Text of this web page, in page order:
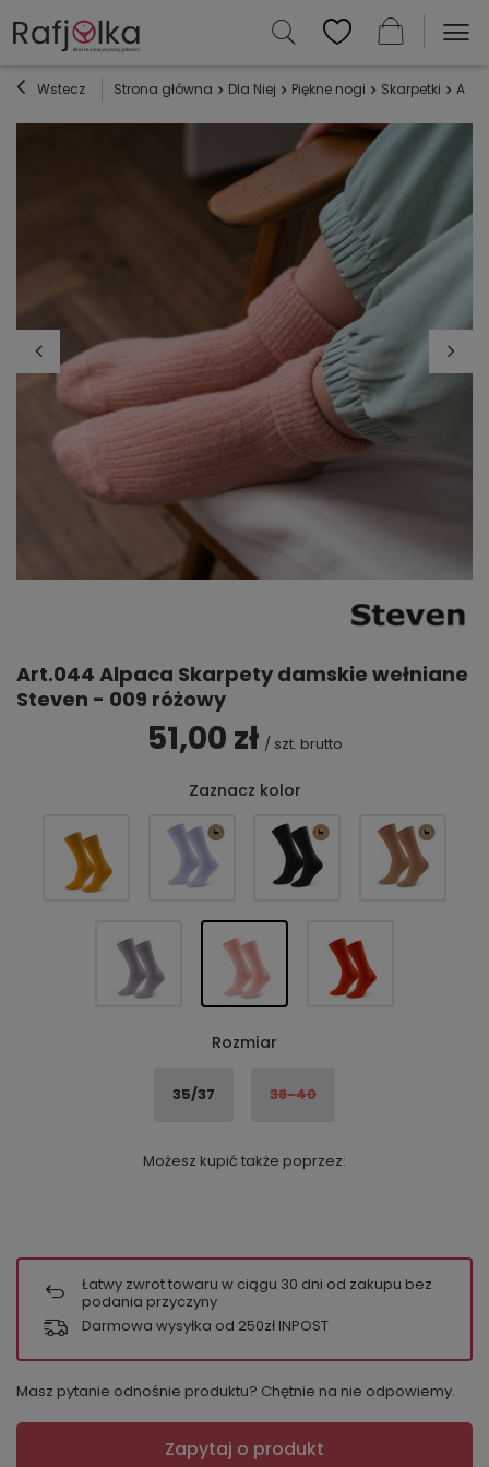
Wstecz Strona główna Dla Niej Piękne nogi Skarpetki
Art.044 Alpaca Skarpety damskie wełniane
Steven - 009 różowy
51,00 zł / szt. brutto
Zaznacz kolor
Rozmiar
35/37 38-40
Możesz kupić także poprzez:
Łatwy zwrot towaru w ciągu 30 dni od zakupu bez
podania przyczyny
Darmowa wysyłka od 250zł INPOST
Masz pytanie odnośnie produktu? Chętnie na nie odpowiemy.
Zapytaj o produkt